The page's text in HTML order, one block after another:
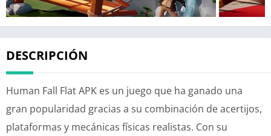
DESCRIPCIÓN
Human Fall Flat APK es un juego que ha ganado una
gran popularidad gracias a su combinación de acertijos,
plataformas y mecánicas físicas realistas. Con su